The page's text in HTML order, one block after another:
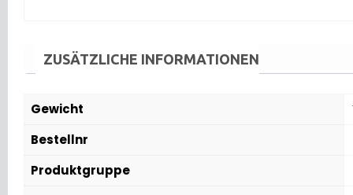
ZUSÄTZLICHE INFORMATIONEN
Gewicht
Bestellnr
Produktgruppe